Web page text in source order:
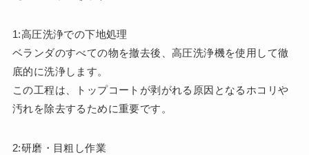
1:高圧洗浄での下地処理
ベランダのすべての物を撤去後、高圧洗浄機を使用して徹
底的に洗浄します。
この工程は、トップコートが剥がれる原因となるホコリや
汚れを除去するために重要です。
2:研磨・目粗し作業